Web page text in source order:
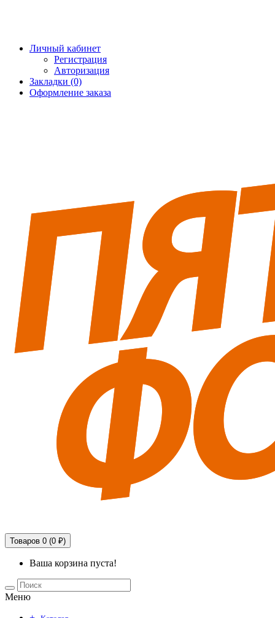
Личный кабинет
Регистрация
Авторизация
Закладки (0)
Оформление заказа
Товаров 0 (0 ₽)
Ваша корзина пуста!
Меню